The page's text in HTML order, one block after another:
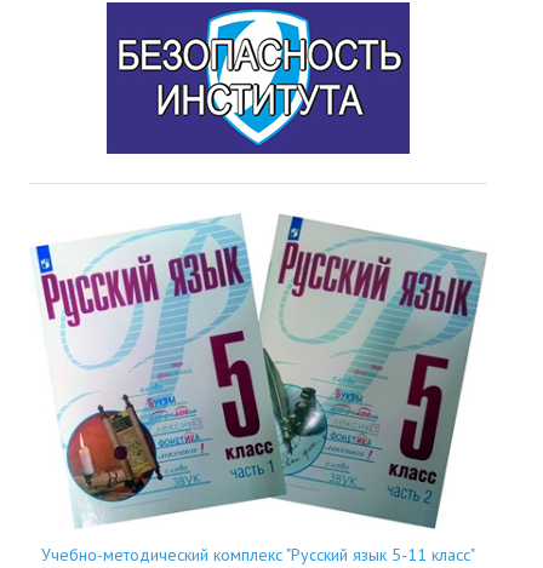
Учебно-методический комплекс "Русский язык 5-11 класс"